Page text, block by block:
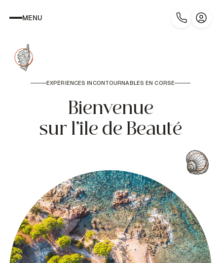
MENU
EXPÉRIENCES INCONTOURNABLES EN CORSE
Bienvenue
sur l’île de Beauté